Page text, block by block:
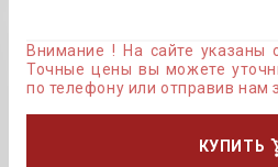
Внимание ! На сайте указаны
Точные цены вы можете
по телефону или отправив нам
КУПИТЬ